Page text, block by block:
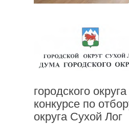
городского
конкурсе по
округа Сухой Лог